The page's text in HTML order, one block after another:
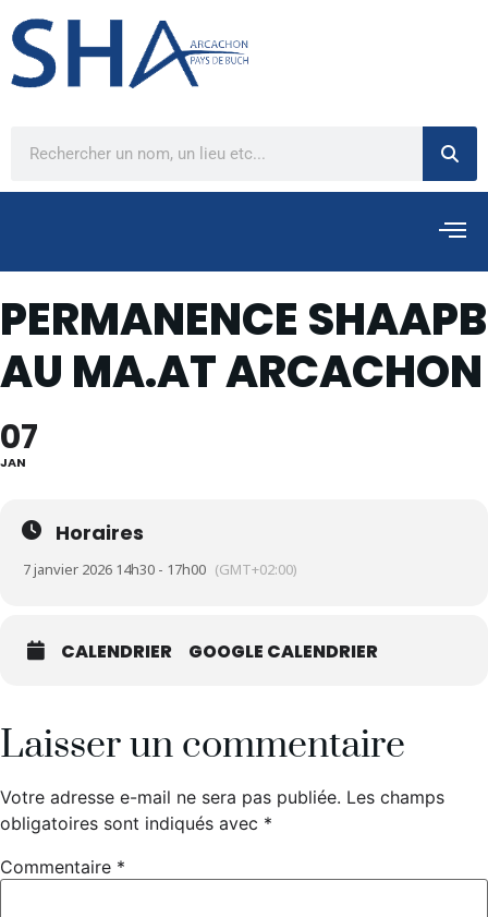
PERMANENCE SHAAPB
AU MA.AT ARCACHON
07
JAN
Horaires
7 janvier 2026 14h30 - 17h00 (GMT+02:00)
CALENDRIER GOOGLE CALENDRIER
Laisser un commentaire
Votre adresse e-mail ne sera pas publiée. Les champs
obligatoires sont indiqués avec *
Commentaire *